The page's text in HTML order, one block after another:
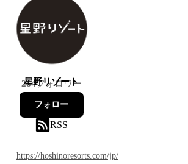
星野リゾート
264フォロワー
フォロー
RSS
https://hoshinoresorts.com/jp/